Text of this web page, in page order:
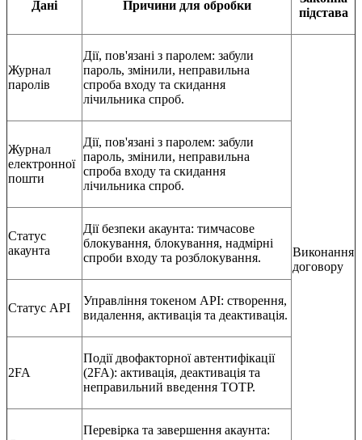
Дані Причини для обробки
підстава
Журнал
паролів
Дії, пов'язані з паролем: забули
пароль, змінили, неправильна
спроба входу та скидання
лічильника спроб.
Виконання
договору
Журнал
електронної
пошти
Дії, пов'язані з паролем: забули
пароль, змінили, неправильна
спроба входу та скидання
лічильника спроб.
Статус
акаунта
Дії безпеки акаунта: тимчасове
блокування, блокування, надмірні
спроби входу та розблокування.
Статус API
Управління токеном API: створення,
видалення, активація та деактивація.
2FA
Події двофакторної автентифікації
(2FA): активація, деактивація та
неправильний введення TOTP.
Перевірка та завершення акаунта: